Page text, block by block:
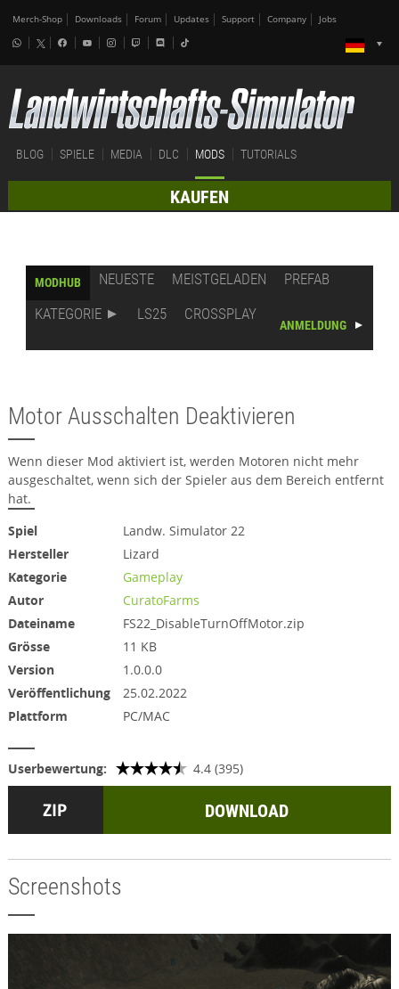
Merch-Shop Downloads Forum Updates Support Company Jobs
BLOG SPIELE MEDIA DLC MODS TUTORIALS
KAUFEN
MODHUB NEUESTE MEISTGELADEN
PREFAB
KATEGORIE
LS25 CROSSPLAY
ANMELDUNG
Motor Ausschalten Deaktivieren
Wenn dieser Mod aktiviert ist, werden Motoren nicht mehr
ausgeschaltet, wenn sich der Spieler aus dem Bereich entfernt
hat.
Spiel
Landw. Simulator 22
Hersteller
Lizard
Kategorie
Gameplay
Autor
CuratoFarms
Dateiname
FS22_DisableTurnOffMotor.zip
Grösse
11 KB
Version
1.0.0.0
Veröffentlichung
25.02.2022
Plattform
PC/MAC
Userbewertung: 4.4 (395)
DOWNLOAD
Screenshots